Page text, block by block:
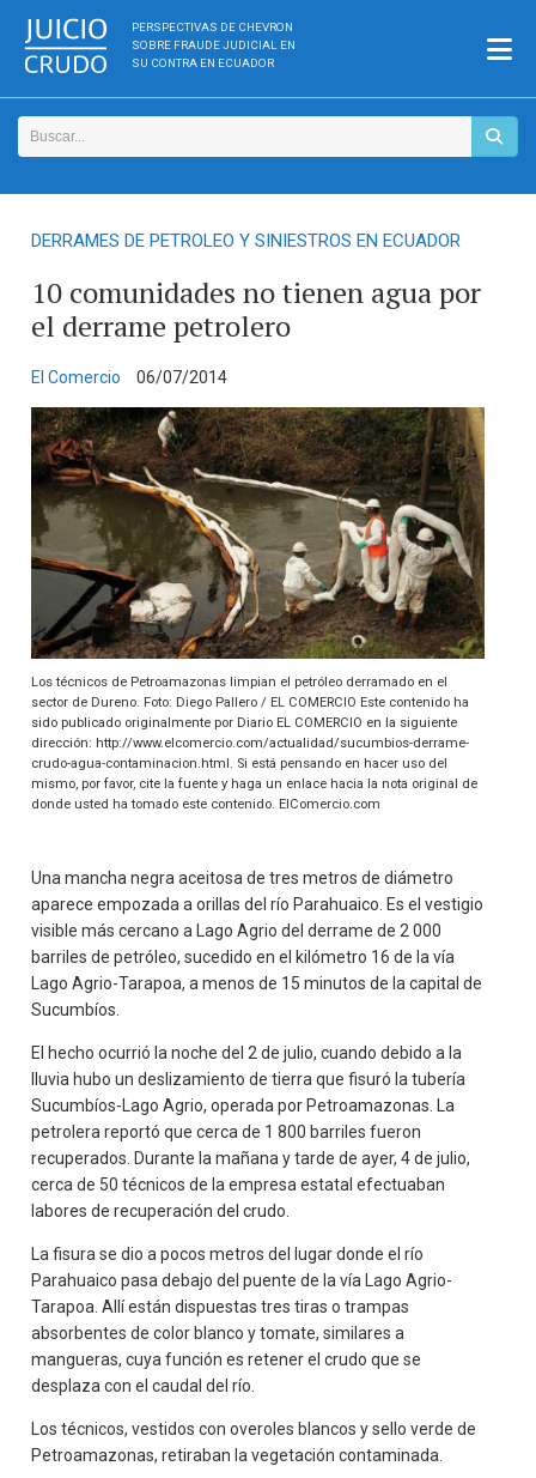
PERSPECTIVAS DE CHEVRON
SOBRE FRAUDE JUDICIAL EN
SU CONTRA EN ECUADOR
DERRAMES DE PETROLEO Y SINIESTROS EN ECUADOR
10 comunidades no tienen agua por
el derrame petrolero
El Comercio 06/07/2014
Los técnicos de Petroamazonas limpian el petróleo derramado en el
sector de Dureno. Foto: Diego Pallero / EL COMERCIO Este contenido ha
sido publicado originalmente por Diario EL COMERCIO en la siguiente
dirección: http://www.elcomercio.com/actualidad/sucumbios-derrame-
crudo-agua-contaminacion.html. Si está pensando en hacer uso del
mismo, por favor, cite la fuente y haga un enlace hacia la nota original de
donde usted ha tomado este contenido. ElComercio.com
Una mancha negra aceitosa de tres metros de diámetro
aparece empozada a orillas del río Parahuaico. Es el vestigio
visible más cercano a Lago Agrio del derrame de 2 000
barriles de petróleo, sucedido en el kilómetro 16 de la vía
Lago Agrio-Tarapoa, a menos de 15 minutos de la capital de
Sucumbíos.
El hecho ocurrió la noche del 2 de julio, cuando debido a la
lluvia hubo un deslizamiento de tierra que fisuró la tubería
Sucumbíos-Lago Agrio, operada por Petroamazonas. La
petrolera reportó que cerca de 1 800 barriles fueron
recuperados. Durante la mañana y tarde de ayer, 4 de julio,
cerca de 50 técnicos de la empresa estatal efectuaban
labores de recuperación del crudo.
La fisura se dio a pocos metros del lugar donde el río
Parahuaico pasa debajo del puente de la vía Lago Agrio-
Tarapoa. Allí están dispuestas tres tiras o trampas
absorbentes de color blanco y tomate, similares a
mangueras, cuya función es retener el crudo que se
desplaza con el caudal del río.
Los técnicos, vestidos con overoles blancos y sello verde de
Petroamazonas, retiraban la vegetación contaminada.